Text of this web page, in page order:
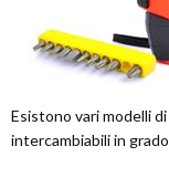
Esistono vari modelli
intercambiabili in